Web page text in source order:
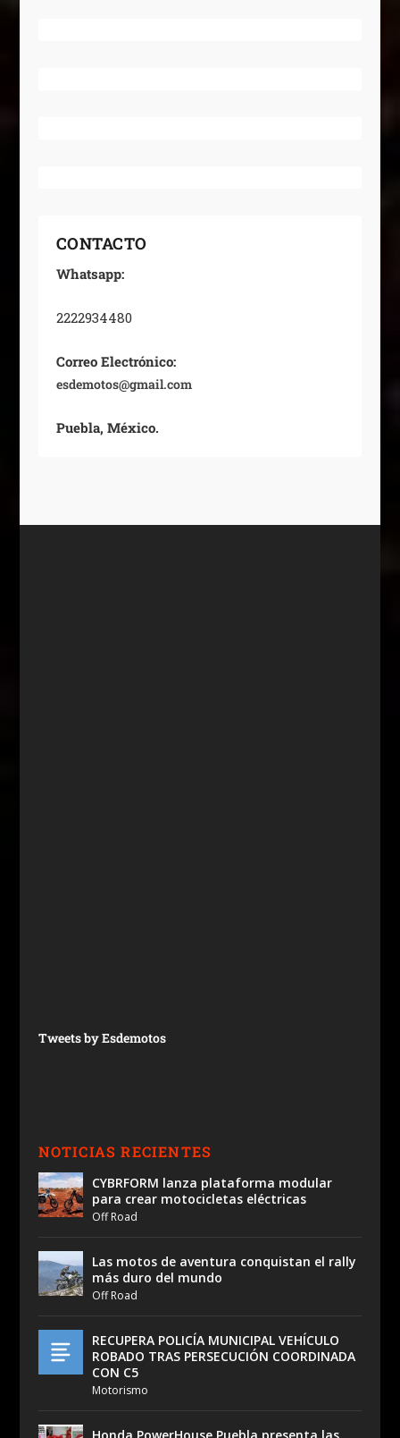
CONTACTO
Whatsapp:
2222934480
Correo Electrónico:
esdemotos@gmail.com
Puebla, México.
Tweets by Esdemotos
NOTICIAS RECIENTES
CYBRFORM lanza plataforma modular
para crear motocicletas eléctricas
Off Road
Las motos de aventura conquistan el rally
más duro del mundo
Off Road
RECUPERA POLICÍA MUNICIPAL VEHÍCULO
ROBADO TRAS PERSECUCIÓN COORDINADA
CON C5
Motorismo
Honda PowerHouse Puebla presenta las